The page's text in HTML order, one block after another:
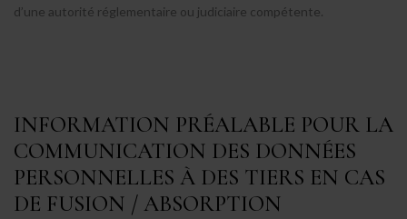
d’une autorité réglementaire ou judiciaire compétente.
INFORMATION PRÉALABLE POUR LA
COMMUNICATION DES DONNÉES
PERSONNELLES À DES TIERS EN CAS
DE FUSION / ABSORPTION